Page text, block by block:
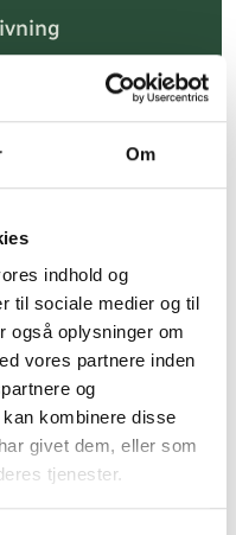
Om
indhold og
til sociale medier og til
også oplysninger om
vores partnere inden
og
kombinere disse
givet dem, eller som
tjenester.
(30 min. i Kbh)
kendte
af kendte
andre spændende
lav pris.
her